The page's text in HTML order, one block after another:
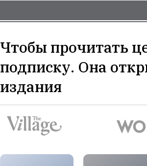
Чтобы прочитать
подписку. Она
издания